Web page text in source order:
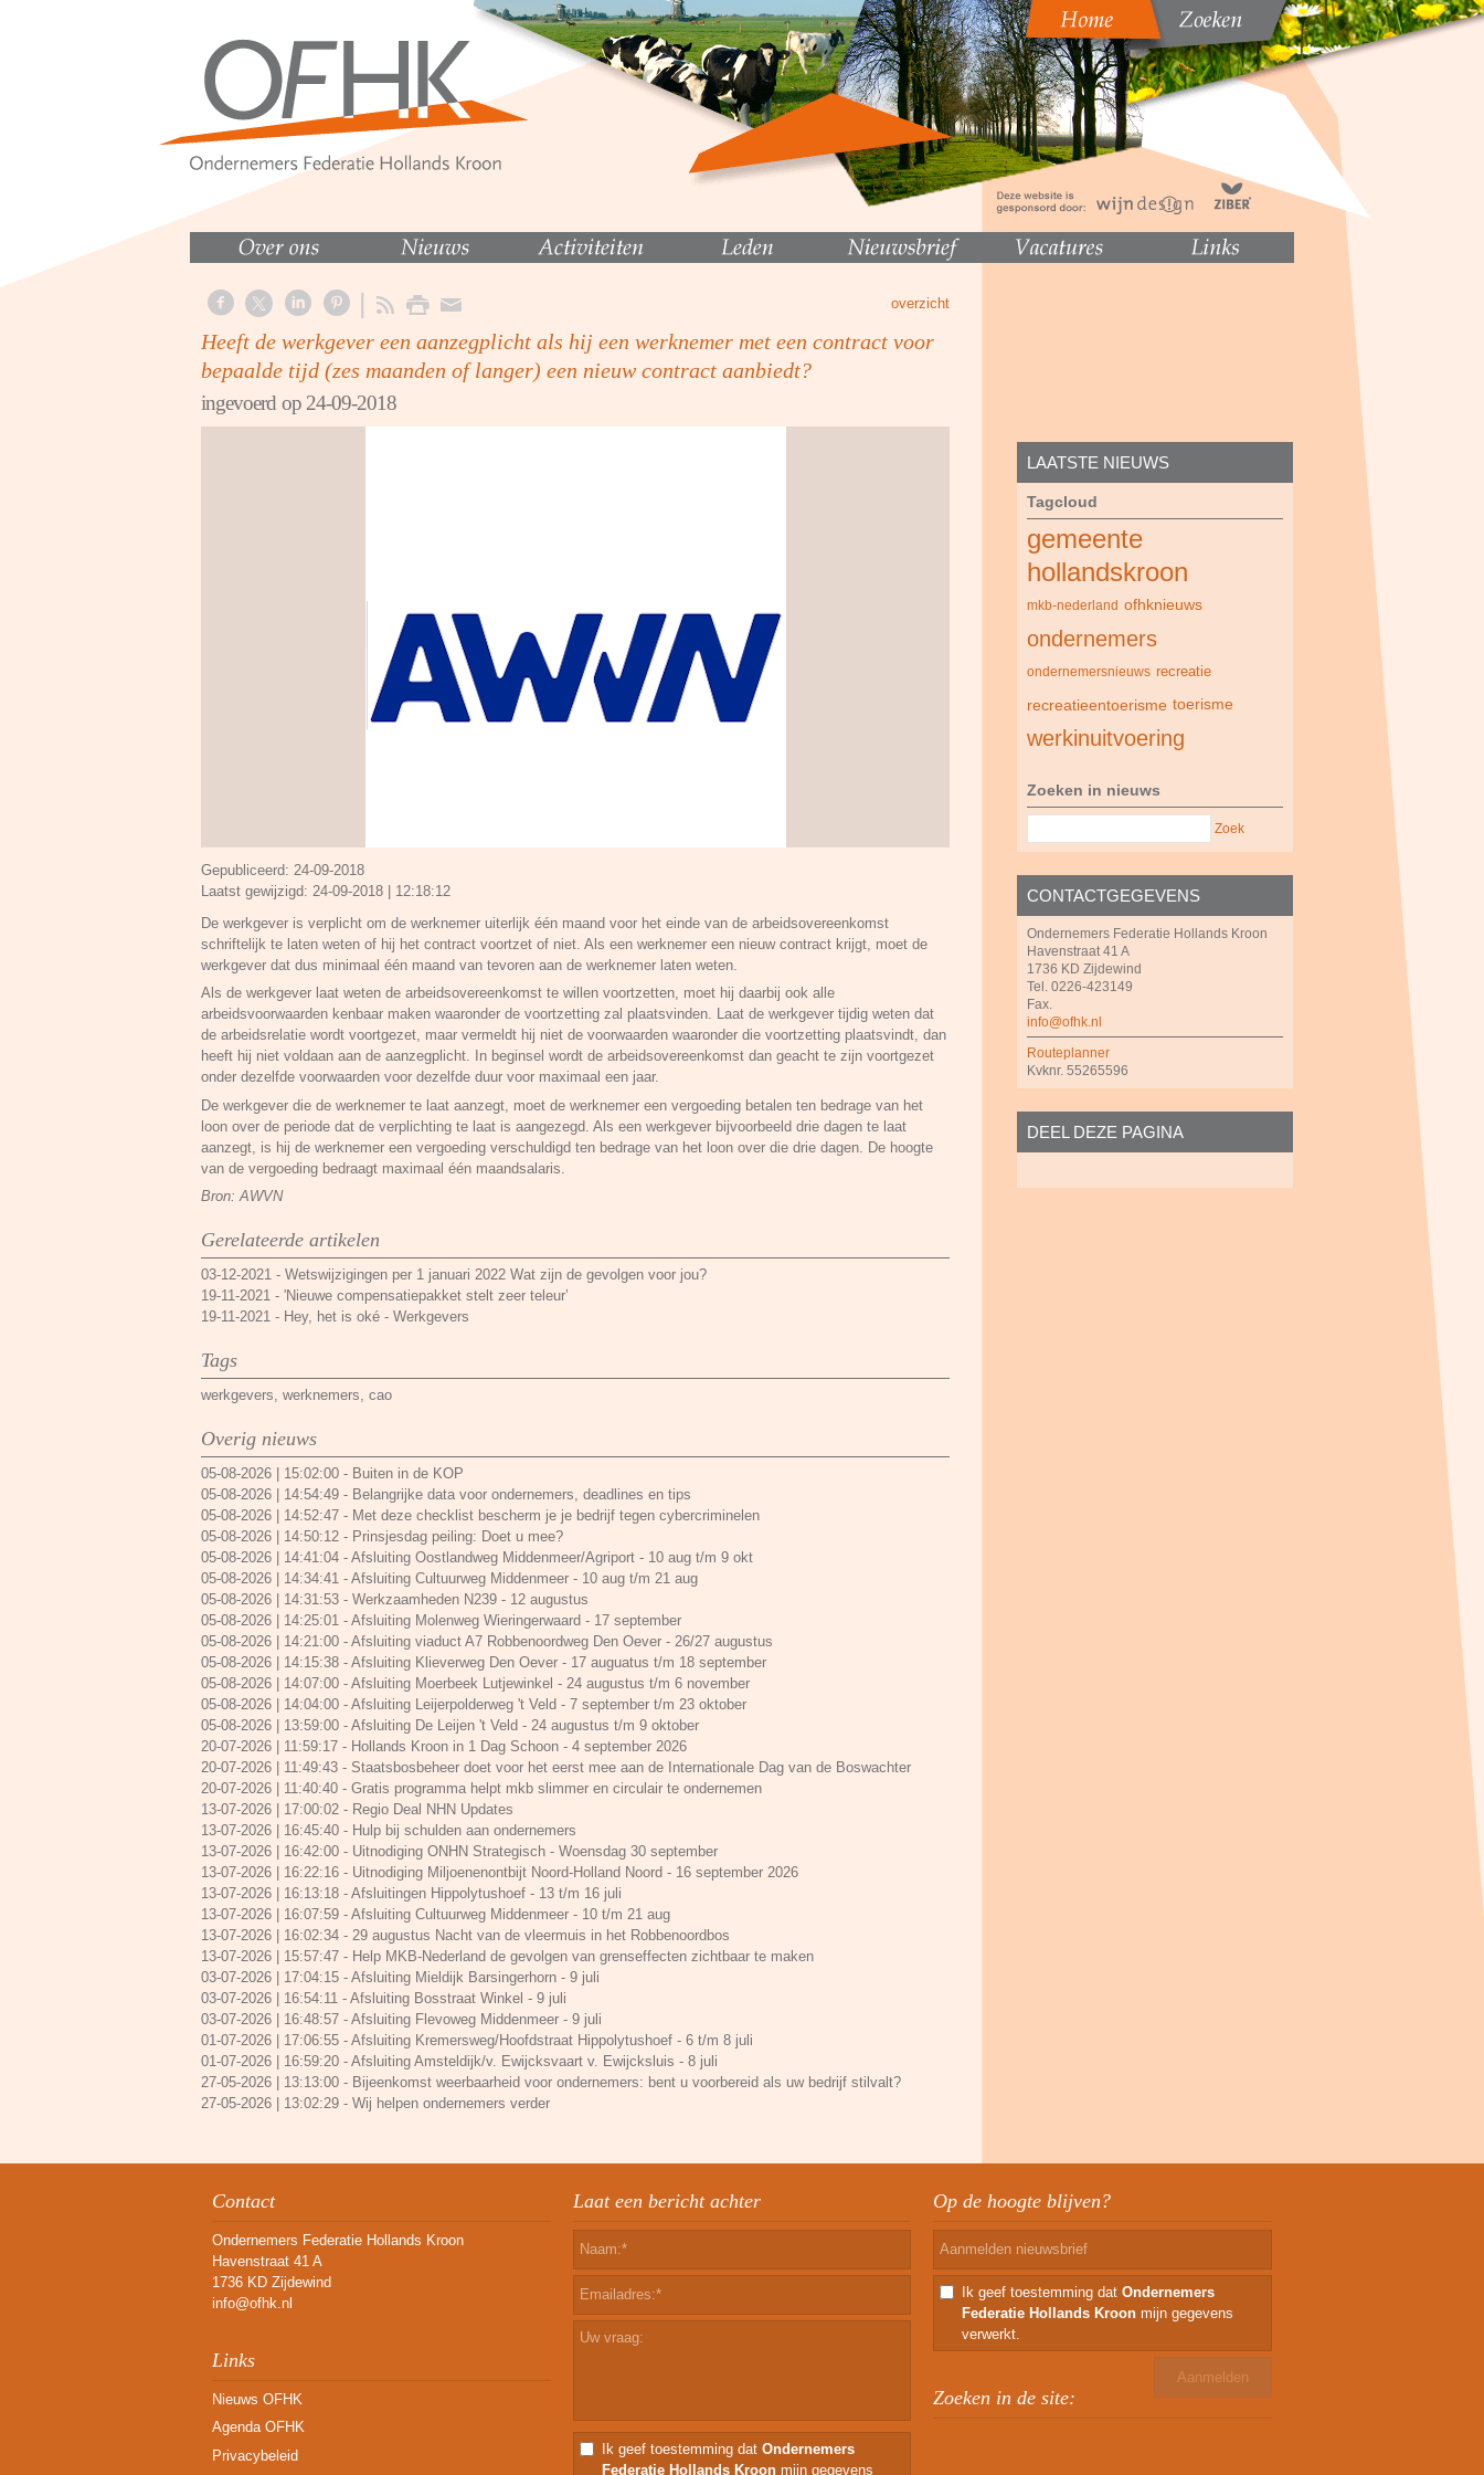
overzicht
Heeft de werkgever een aanzegplicht als hij een werknemer met een contract voor
bepaalde tijd (zes maanden of langer) een nieuw contract aanbiedt?
ingevoerd op 24-09-2018
Gepubliceerd: 24-09-2018
Laatst gewijzigd: 24-09-2018 | 12:18:12
De werkgever is verplicht om de werknemer uiterlijk één maand voor het einde van de arbeidsovereenkomst
schriftelijk te laten weten of hij het contract voortzet of niet. Als een werknemer een nieuw contract krijgt, moet de
werkgever dat dus minimaal één maand van tevoren aan de werknemer laten weten.
Als de werkgever laat weten de arbeidsovereenkomst te willen voortzetten, moet hij daarbij ook alle
arbeidsvoorwaarden kenbaar maken waaronder de voortzetting zal plaatsvinden. Laat de werkgever tijdig weten dat
de arbeidsrelatie wordt voortgezet, maar vermeldt hij niet de voorwaarden waaronder die voortzetting plaatsvindt, dan
heeft hij niet voldaan aan de aanzegplicht. In beginsel wordt de arbeidsovereenkomst dan geacht te zijn voortgezet
onder dezelfde voorwaarden voor dezelfde duur voor maximaal een jaar.
De werkgever die de werknemer te laat aanzegt, moet de werknemer een vergoeding betalen ten bedrage van het
loon over de periode dat de verplichting te laat is aangezegd. Als een werkgever bijvoorbeeld drie dagen te laat
aanzegt, is hij de werknemer een vergoeding verschuldigd ten bedrage van het loon over die drie dagen. De hoogte
van de vergoeding bedraagt maximaal één maandsalaris.
Bron: AWVN
Gerelateerde artikelen
03-12-2021 - Wetswijzigingen per 1 januari 2022 Wat zijn de gevolgen voor jou?
19-11-2021 - 'Nieuwe compensatiepakket stelt zeer teleur’
19-11-2021 - Hey, het is oké - Werkgevers
Tags
werkgevers, werknemers, cao
Overig nieuws
05-08-2026 | 15:02:00 - Buiten in de KOP
05-08-2026 | 14:54:49 - Belangrijke data voor ondernemers, deadlines en tips
05-08-2026 | 14:52:47 - Met deze checklist bescherm je je bedrijf tegen cybercriminelen
05-08-2026 | 14:50:12 - Prinsjesdag peiling: Doet u mee?
05-08-2026 | 14:41:04 - Afsluiting Oostlandweg Middenmeer/Agriport - 10 aug t/m 9 okt
05-08-2026 | 14:34:41 - Afsluiting Cultuurweg Middenmeer - 10 aug t/m 21 aug
05-08-2026 | 14:31:53 - Werkzaamheden N239 - 12 augustus
05-08-2026 | 14:25:01 - Afsluiting Molenweg Wieringerwaard - 17 september
05-08-2026 | 14:21:00 - Afsluiting viaduct A7 Robbenoordweg Den Oever - 26/27 augustus
05-08-2026 | 14:15:38 - Afsluiting Klieverweg Den Oever - 17 auguatus t/m 18 september
05-08-2026 | 14:07:00 - Afsluiting Moerbeek Lutjewinkel - 24 augustus t/m 6 november
05-08-2026 | 14:04:00 - Afsluiting Leijerpolderweg 't Veld - 7 september t/m 23 oktober
05-08-2026 | 13:59:00 - Afsluiting De Leijen 't Veld - 24 augustus t/m 9 oktober
20-07-2026 | 11:59:17 - Hollands Kroon in 1 Dag Schoon - 4 september 2026
20-07-2026 | 11:49:43 - Staatsbosbeheer doet voor het eerst mee aan de Internationale Dag van de Boswachter
20-07-2026 | 11:40:40 - Gratis programma helpt mkb slimmer en circulair te ondernemen
13-07-2026 | 17:00:02 - Regio Deal NHN Updates
13-07-2026 | 16:45:40 - Hulp bij schulden aan ondernemers
13-07-2026 | 16:42:00 - Uitnodiging ONHN Strategisch - Woensdag 30 september
13-07-2026 | 16:22:16 - Uitnodiging Miljoenenontbijt Noord-Holland Noord - 16 september 2026
13-07-2026 | 16:13:18 - Afsluitingen Hippolytushoef - 13 t/m 16 juli
13-07-2026 | 16:07:59 - Afsluiting Cultuurweg Middenmeer - 10 t/m 21 aug
13-07-2026 | 16:02:34 - 29 augustus Nacht van de vleermuis in het Robbenoordbos
13-07-2026 | 15:57:47 - Help MKB-Nederland de gevolgen van grenseffecten zichtbaar te maken
03-07-2026 | 17:04:15 - Afsluiting Mieldijk Barsingerhorn - 9 juli
03-07-2026 | 16:54:11 - Afsluiting Bosstraat Winkel - 9 juli
03-07-2026 | 16:48:57 - Afsluiting Flevoweg Middenmeer - 9 juli
01-07-2026 | 17:06:55 - Afsluiting Kremersweg/Hoofdstraat Hippolytushoef - 6 t/m 8 juli
01-07-2026 | 16:59:20 - Afsluiting Amsteldijk/v. Ewijcksvaart v. Ewijcksluis - 8 juli
27-05-2026 | 13:13:00 - Bijeenkomst weerbaarheid voor ondernemers: bent u voorbereid als uw bedrijf stilvalt?
27-05-2026 | 13:02:29 - Wij helpen ondernemers verder
LAATSTE NIEUWS
Tagcloud
gemeente
hollandskroon
mkb-nederland ofhknieuws
ondernemers
ondernemersnieuws recreatie
recreatieentoerisme toerisme
werkinuitvoering
Zoeken in nieuws
Zoek
CONTACTGEGEVENS
Ondernemers Federatie Hollands Kroon
Havenstraat 41 A
1736 KD Zijdewind
Tel. 0226-423149
Fax.
info@ofhk.nl
Routeplanner
Kvknr. 55265596
DEEL DEZE PAGINA
Contact
Ondernemers Federatie Hollands Kroon
Havenstraat 41 A
1736 KD Zijdewind
info@ofhk.nl
Links
Nieuws OFHK
Agenda OFHK
Privacybeleid
Laat een bericht achter
Ik geef toestemming dat Ondernemers
Federatie Hollands Kroon mijn gegevens
Op de hoogte blijven?
Ik geef toestemming dat Ondernemers
Federatie Hollands Kroon mijn gegevens
verwerkt.
Zoeken in de site: